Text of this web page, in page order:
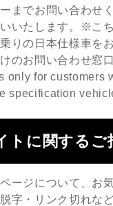
までお問い合わせ
いたします。※こ
りの日本仕様車を
のお問い合わせ窓
only for customers
specification
トに関するご
ージについて、お
脱字・リンク切れな